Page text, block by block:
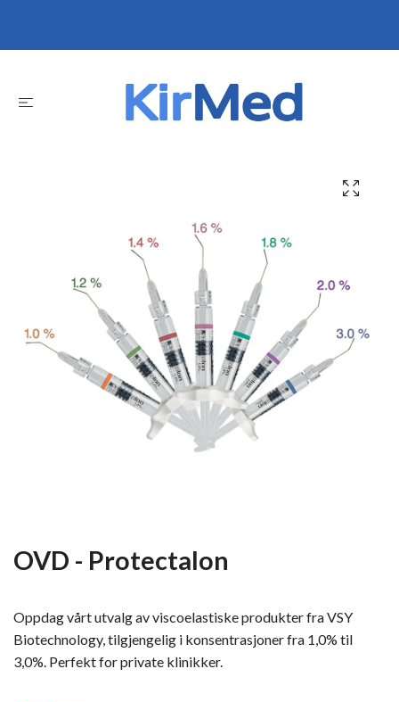
OVD - Protectalon
Oppdag vårt utvalg av viscoelastiske produkter fra VSY
Biotechnology, tilgjengelig i konsentrasjoner fra 1,0% til
3,0%. Perfekt for private klinikker.